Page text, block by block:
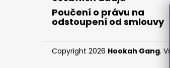
Poučení o právu na
odstoupení od smlouvy
Copyright 2026 Hookah Gang.